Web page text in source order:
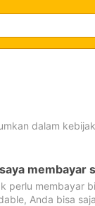
dalam
membayar
perlu membayar
Anda bisa